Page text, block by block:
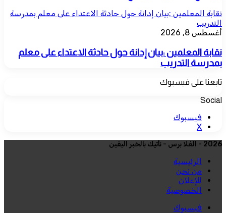
نقابة المعلمين :بيان إدانة حول حادثة الاعتداء على معلم بمدرسة
التدريب
أغسطس 8, 2026
نقابة المعلمين :بيان إدانة حول حادثة الاعتداء على معلم
بمدرسة التدريب
تابعنا على فيسبوك
Social
فيسبوك
‫X
2026 - العُلا برس - نأتيك بالخبر اليقين
الرئيسية
من نحن
للإعلان
الخصوصية
فيسبوك